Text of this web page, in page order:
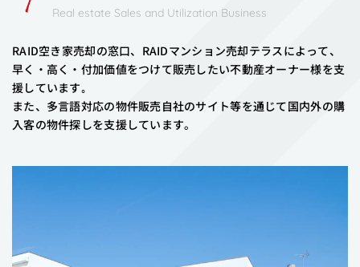
Real estate Sales and Utilization Business
RAID空き家売却の窓口、RAIDマンション売却テラスによって、
早く・高く・付加価値をつけて販売したい不動産オーナー様を支
援しています｡
また、多言語対応の物件販売自社のサイト等を通じて国内外の購
入客の物件探しを支援しています。